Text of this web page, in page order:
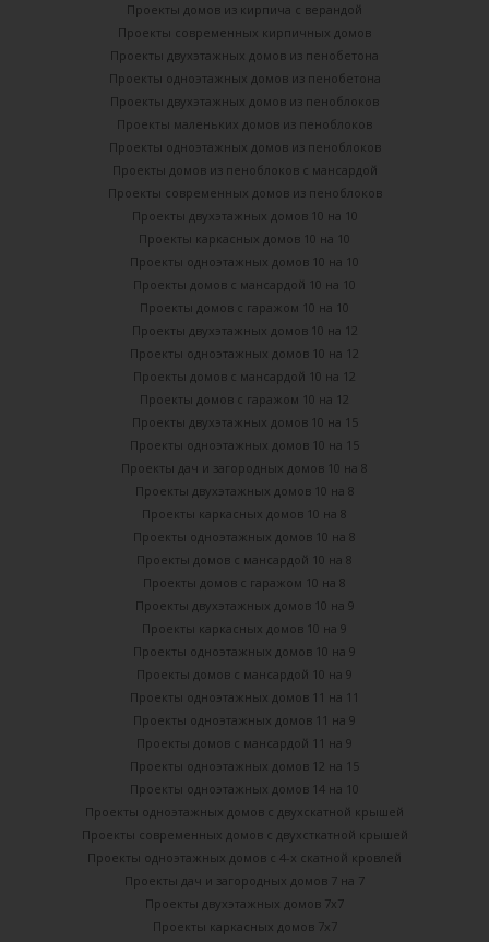
Проекты домов из кирпича с верандой
Проекты современных кирпичных домов
Проекты двухэтажных домов из пенобетона
Проекты одноэтажных домов из пенобетона
Проекты двухэтажных домов из пеноблоков
Проекты маленьких домов из пеноблоков
Проекты одноэтажных домов из пеноблоков
Проекты домов из пеноблоков с мансардой
Проекты современных домов из пеноблоков
Проекты двухэтажных домов 10 на 10
Проекты каркасных домов 10 на 10
Проекты одноэтажных домов 10 на 10
Проекты домов с мансардой 10 на 10
Проекты домов с гаражом 10 на 10
Проекты двухэтажных домов 10 на 12
Проекты одноэтажных домов 10 на 12
Проекты домов с мансардой 10 на 12
Проекты домов с гаражом 10 на 12
Проекты двухэтажных домов 10 на 15
Проекты одноэтажных домов 10 на 15
Проекты дач и загородных домов 10 на 8
Проекты двухэтажных домов 10 на 8
Проекты каркасных домов 10 на 8
Проекты одноэтажных домов 10 на 8
Проекты домов с мансардой 10 на 8
Проекты домов с гаражом 10 на 8
Проекты двухэтажных домов 10 на 9
Проекты каркасных домов 10 на 9
Проекты одноэтажных домов 10 на 9
Проекты домов с мансардой 10 на 9
Проекты одноэтажных домов 11 на 11
Проекты одноэтажных домов 11 на 9
Проекты домов с мансардой 11 на 9
Проекты одноэтажных домов 12 на 15
Проекты одноэтажных домов 14 на 10
Проекты одноэтажных домов с двухскатной крышей
Проекты современных домов с двухсткатной крышей
Проекты одноэтажных домов с 4-х скатной кровлей
Проекты дач и загородных домов 7 на 7
Проекты двухэтажных домов 7х7
Проекты каркасных домов 7х7